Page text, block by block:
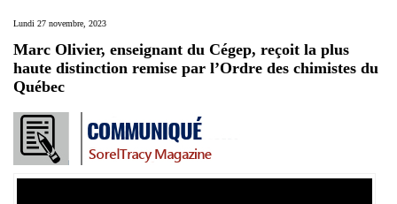
Lundi 27 novembre, 2023
Marc Olivier, enseignant du Cégep, reçoit la plus
haute distinction remise par l’Ordre des chimistes du
Québec